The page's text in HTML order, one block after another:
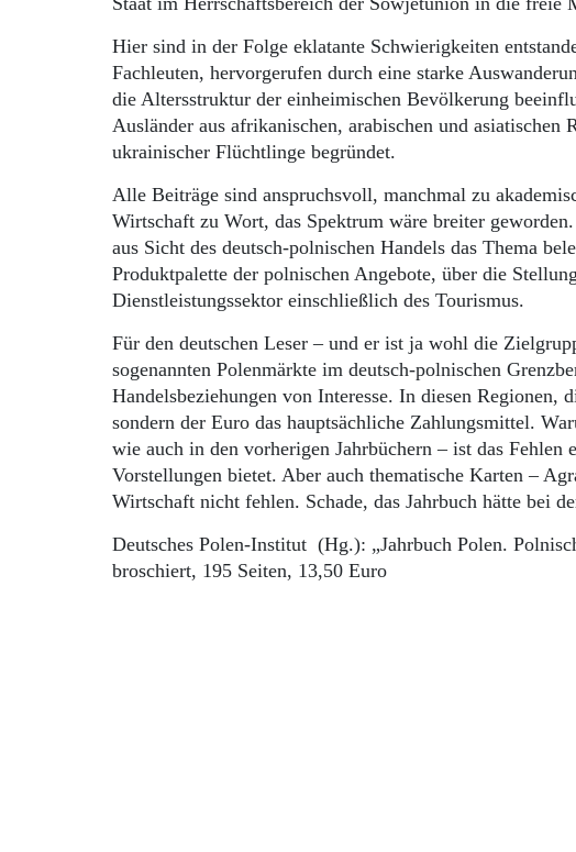
Hier sind in der Folge eklatante Schwierigkeiten
Fachleuten, hervorgerufen durch eine starke
die Altersstruktur der einheimischen Bevölkerung
Ausländer aus afrikanischen, arabischen und
ukrainischer Flüchtlinge begründet.
Alle Beiträge sind anspruchsvoll, manchmal zu
Wirtschaft zu Wort, das Spektrum wäre breiter
aus Sicht des deutsch-polnischen Handels das Thema
Produktpalette der polnischen Angebote, über die
Dienstleistungssektor einschließlich des Tourismus.
Für den deutschen Leser – und er ist ja wohl die
sogenannten Polenmärkte im deutsch-polnischen
Handelsbeziehungen von Interesse. In diesen
sondern der Euro das hauptsächliche Zahlungsmittel.
wie auch in den vorherigen Jahrbüchern – ist das
Vorstellungen bietet. Aber auch thematische Karten –
Wirtschaft nicht fehlen. Schade, das Jahrbuch hätte bei
Deutsches Polen-Institut (Hg.): „Jahrbuch Polen.
broschiert, 195 Seiten, 13,50 Euro